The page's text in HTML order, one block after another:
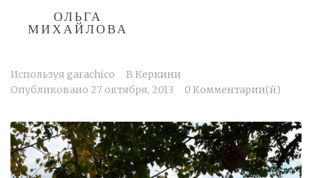
ОЛЬГА
МИХАЙЛОВА
Используя garachico В Керкини
Опубликовано 27 октября, 2013 0 Комментарии(й)